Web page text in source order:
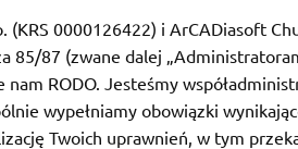
(KRS 0000126422) i ArCADiasoft
85/87 (zwane dalej
nam RODO. Jesteśmy
wypełniamy obowiązki
Twoich uprawnień, w tym